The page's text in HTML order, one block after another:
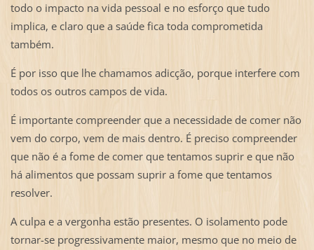
todo o impacto na vida pessoal e no esforço que tudo
implica, e claro que a saúde fica toda comprometida
também.
É por isso que lhe chamamos adicção, porque interfere com
todos os outros campos de vida.
É importante compreender que a necessidade de comer não
vem do corpo, vem de mais dentro. É preciso compreender
que não é a fome de comer que tentamos suprir e que não
há alimentos que possam suprir a fome que tentamos
resolver.
A culpa e a vergonha estão presentes. O isolamento pode
tornar-se progressivamente maior, mesmo que no meio de